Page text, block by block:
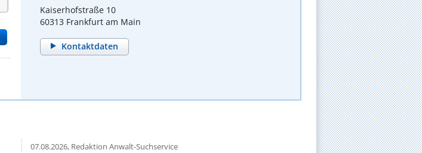
Kaiserhofstraße 10
60313 Frankfurt am Main
Kontaktdaten
07.08.2026,Redaktion Anwalt-Suchservice